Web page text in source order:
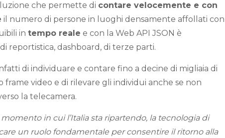
che permette di contare velocemente e con
il numero di persone in luoghi densamente affollati con
in tempo reale e con la Web API JSON è
reportistica, dashboard, di terze parti.
di individuare e contare fino a decine di migliaia di
frame video e di rilevare gli individui anche se non
la telecamera.
in cui l’Italia sta ripartendo, la tecnologia di
un ruolo fondamentale per consentire il ritorno alla